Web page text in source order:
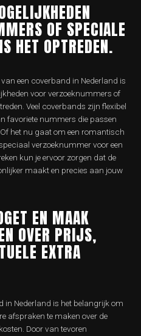
OF SPECIALE
HET OPTREDEN.
een coverband in Nederland is
voor verzoeknummers of
Veel coverbands zijn flexibel
favoriete nummers die passen
het nu gaat om een romantisch
verzoeknummer voor een
kun je ervoor zorgen dat de
maakt en precies aan jouw
EN MAAK
OVER PRIJS,
EXTRA
in Nederland is het belangrijk om
afspraken te maken over de
Door van tevoren